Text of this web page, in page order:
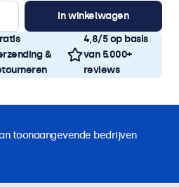
In winkelwagen
&
4,8/5 op basis
van 5.000+
reviews
toonaangevende bedrijven